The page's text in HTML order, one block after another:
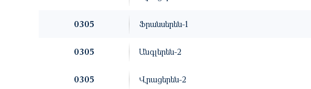
0305 Ֆրանսերեն-1
0305 Անգլերեն-2
0305 Վրացերեն-2